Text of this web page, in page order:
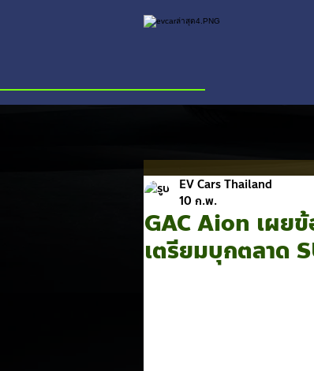
GAC Aion เผย
เตรียมบุกตลาด
EV Cars Thailand
10 ก.พ.